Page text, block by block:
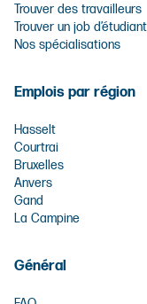
Trouver des travailleurs
Trouver un job d’étudiant
Nos spécialisations
Emplois par région
Hasselt
Courtrai
Bruxelles
Anvers
Gand
La Campine
Général